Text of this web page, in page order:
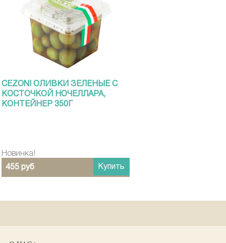
CEZONI ОЛИВКИ ЗЕЛЕНЫЕ С
КОСТОЧКОЙ НОЧЕЛЛАРА,
КОНТЕЙНЕР 350Г
Новинка!
455 руб
Купить